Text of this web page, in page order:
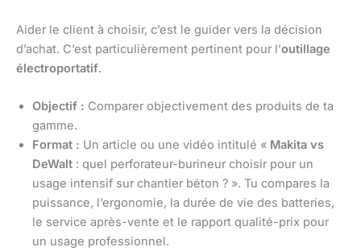
Aider le client à choisir, c’est le guider vers la décision
d’achat. C’est particulièrement pertinent pour l’outillage
électroportatif.
Objectif : Comparer objectivement des produits de ta
gamme.
Format : Un article ou une vidéo intitulé « Makita vs
DeWalt : quel perforateur-burineur choisir pour un
usage intensif sur chantier béton ? ». Tu compares la
puissance, l’ergonomie, la durée de vie des batteries,
le service après-vente et le rapport qualité-prix pour
un usage professionnel.